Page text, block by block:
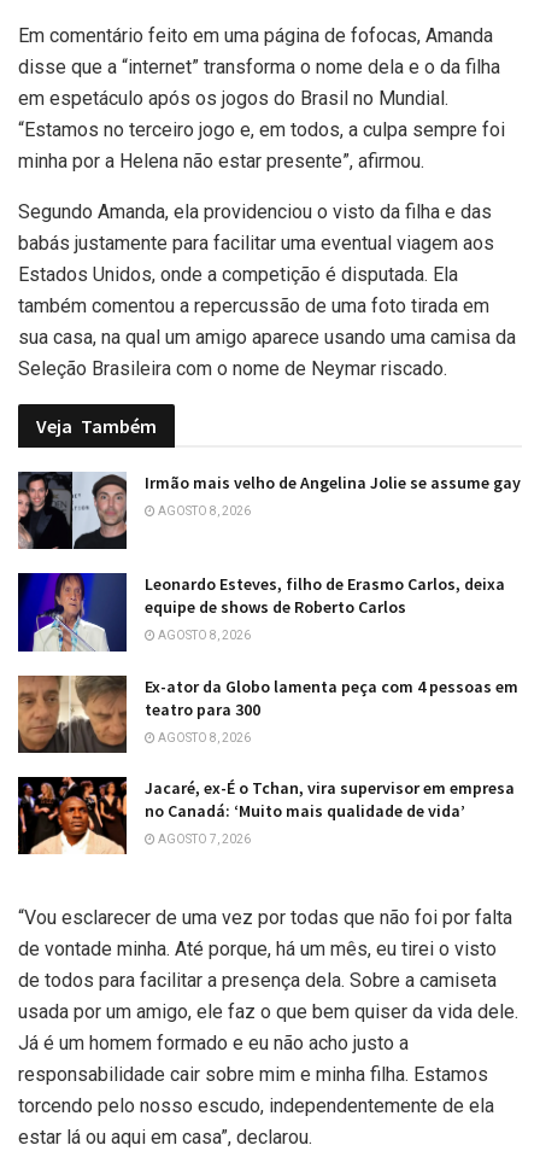
Em comentário feito em uma página de fofocas, Amanda
disse que a “internet” transforma o nome dela e o da filha
em espetáculo após os jogos do Brasil no Mundial.
“Estamos no terceiro jogo e, em todos, a culpa sempre foi
minha por a Helena não estar presente”, afirmou.
Segundo Amanda, ela providenciou o visto da filha e das
babás justamente para facilitar uma eventual viagem aos
Estados Unidos, onde a competição é disputada. Ela
também comentou a repercussão de uma foto tirada em
sua casa, na qual um amigo aparece usando uma camisa da
Seleção Brasileira com o nome de Neymar riscado.
Veja Também
Irmão mais velho de Angelina Jolie se assume gay
AGOSTO 8, 2026
Leonardo Esteves, filho de Erasmo Carlos, deixa
equipe de shows de Roberto Carlos
AGOSTO 8, 2026
Ex-ator da Globo lamenta peça com 4 pessoas em
teatro para 300
AGOSTO 8, 2026
Jacaré, ex-É o Tchan, vira supervisor em empresa
no Canadá: ‘Muito mais qualidade de vida’
AGOSTO 7, 2026
“Vou esclarecer de uma vez por todas que não foi por falta
de vontade minha. Até porque, há um mês, eu tirei o visto
de todos para facilitar a presença dela. Sobre a camiseta
usada por um amigo, ele faz o que bem quiser da vida dele.
Já é um homem formado e eu não acho justo a
responsabilidade cair sobre mim e minha filha. Estamos
torcendo pelo nosso escudo, independentemente de ela
estar lá ou aqui em casa”, declarou.